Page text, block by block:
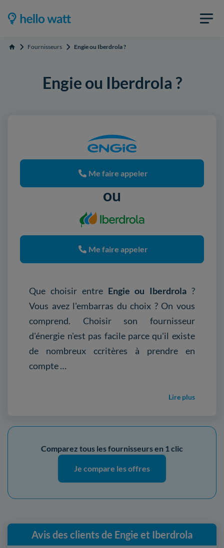
Accueil Fournisseurs Engie ou Iberdrola ?
Engie ou Iberdrola ?
Me faire appeler
ou
Me faire appeler
Que choisir entre Engie ou Iberdrola ?
Vous avez l'embarras du choix ? On vous
comprend. Choisir son fournisseur
d'énergie n'est pas facile parce qu'il existe
de nombreux ccritères à prendre en
compte …
Lire plus
Comparez tous les fournisseurs en 1 clic
Je compare les offres
Avis des clients de Engie et Iberdrola